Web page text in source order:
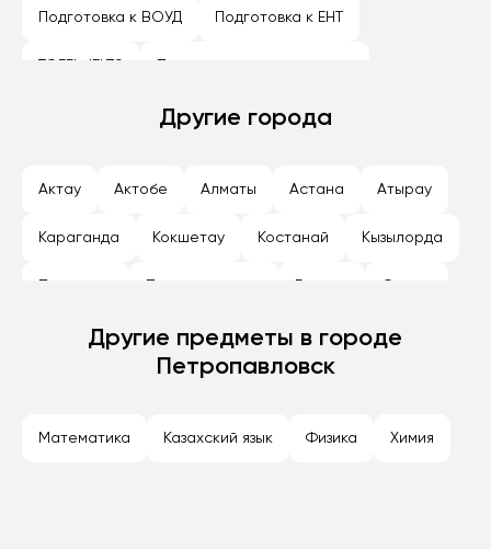
Подготовка к ВОУД Подготовка к ЕНТ
Университетские курсыДругие города
Актау Актобе Алматы Астана Атырау
Караганда Кокшетау Костанай Кызылорда
Талдыкорган Тараз Темиртау Туркестан
Усть-Каменогорск
Экибастуз
Другие предметы в городе
Петропавловск
Математика Казахский язык Физика Химия